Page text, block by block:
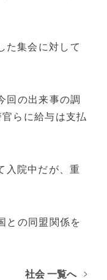
た集会に対して
回の出来事の調
らに給与は支払
入院中だが、重
との同盟関係を
社会 一覧へ >